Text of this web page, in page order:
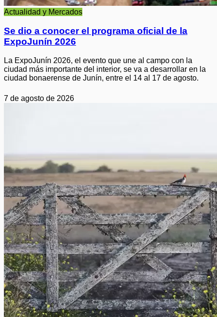
Actualidad y Mercados
Se dio a conocer el programa oficial de la
ExpoJunín 2026
La ExpoJunín 2026, el evento que une al campo con la
ciudad más importante del interior, se va a desarrollar en la
ciudad bonaerense de Junín, entre el 14 al 17 de agosto.
7 de agosto de 2026